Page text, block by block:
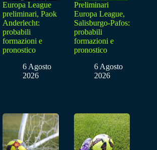
Europa League
preliminari, Paok
Anderlecht:
probabili
formazioni e
pronostico
6 Agosto
2026
Preliminari
Europa League,
Salisburgo-Pafos:
probabili
formazioni e
pronostico
6 Agosto
2026